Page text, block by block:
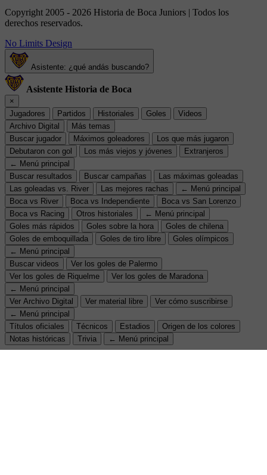
Copyright 2005 - 2026 Historia de Boca Juniors | Todos los
derechos reservados.
No Limits Design
Asistente: ¿qué andás buscando?
Asistente Historia de Boca
×
Jugadores
Partidos Historiales Goles
Videos
Archivo Digital
Más temas
Buscar jugador
Máximos goleadores
Los que más jugaron
Debutaron con gol
Los más viejos y jóvenes
Extranjeros
← Menú principal
Buscar resultados
Buscar campañas
Las máximas goleadas
Las goleadas vs. River
Las mejores rachas
← Menú principal
Boca vs River
Boca vs Independiente
Boca vs San Lorenzo
Boca vs Racing
Otros historiales
← Menú principal
Goles más rápidos
Goles sobre la hora
Goles de chilena
Goles de emboquillada
Goles de tiro libre
Goles olímpicos
← Menú principal
Buscar videos
Ver los goles de Palermo
Ver los goles de Riquelme
Ver los goles de Maradona
← Menú principal
Ver Archivo Digital
Ver material libre
Ver cómo suscribirse
← Menú principal
Títulos oficiales
Técnicos Estadios
Origen de los colores
Notas históricas
Trivia ← Menú principal